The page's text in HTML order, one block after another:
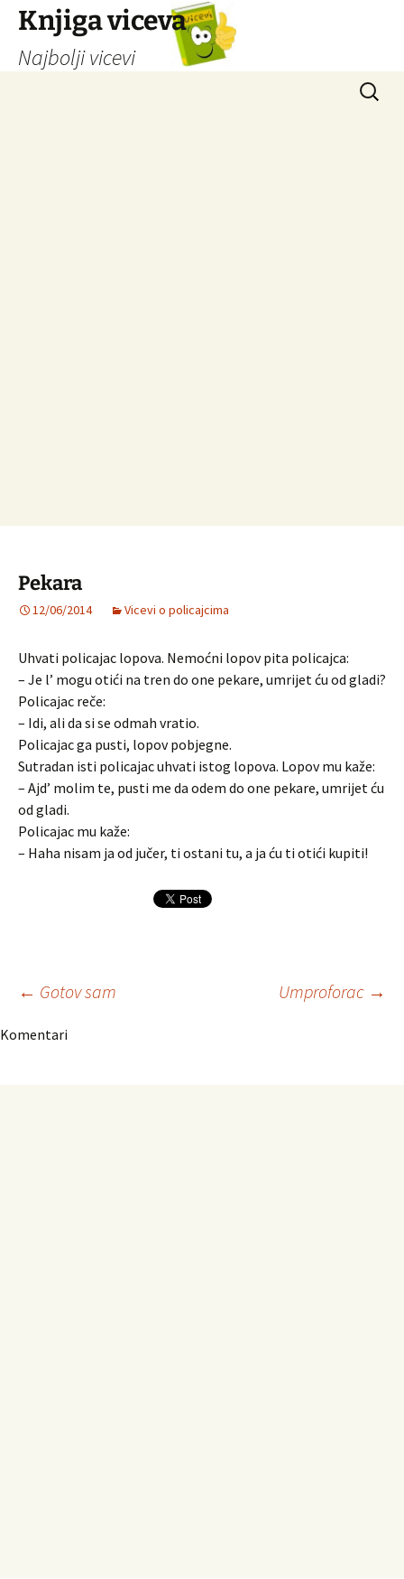
Knjiga viceva
Najbolji vicevi
Pekara
12/06/2014 Vicevi o policajcima
Uhvati policajac lopova. Nemoćni lopov pita policajca:
– Je l’ mogu otići na tren do one pekare, umrijet ću od gladi?
Policajac reče:
– Idi, ali da si se odmah vratio.
Policajac ga pusti, lopov pobjegne.
Sutradan isti policajac uhvati istog lopova. Lopov mu kaže:
– Ajd’ molim te, pusti me da odem do one pekare, umrijet ću
od gladi.
Policajac mu kaže:
– Haha nisam ja od jučer, ti ostani tu, a ja ću ti otići kupiti!
Navigacija
← Gotov sam Umproforac →
Komentari